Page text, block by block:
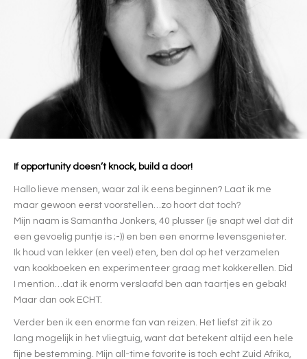
If opportunity doesn’t knock, build a door!
Hallo lieve mensen, waar zal ik eens beginnen? Laat ik me
maar gewoon eerst voorstellen…zo hoort dat toch?
Mijn naam is Samantha Jonkers, 40 plusser (je snapt wel dat dit
een gevoelig puntje is ;-)) en ben een enorme levensgenieter.
Ik houd van lekker (en veel) eten, ben dol op het verzamelen
van kookboeken en experimenteer graag met kokkerellen. Did
I mention…dat ik enorm verslaafd ben aan taartjes en gebak!
Maar dan ook ECHT.
Verder ben ik een enorme fan van reizen. Het liefst zit ik zo
lang mogelijk in het vliegtuig, want dat betekent altijd een hele
fijne bestemming. Mijn all-time favorite is toch echt Zuid Afrika,